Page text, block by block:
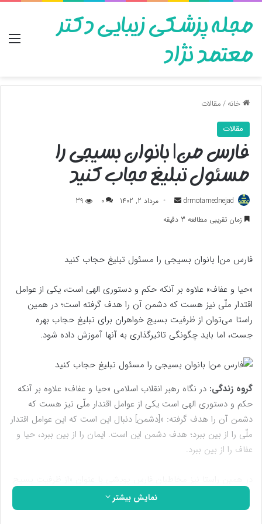
مجله پزشکی زیبایی دکتر
معتمد نژاد
خانه/مقالات
مقالات
فارس من| بانوان بسیجی را
مسئول تبلیغ حجاب کنید
drmotamednejad
ارسال
به
مرداد 2, 1402 0
39
زمان تقریبی مطالعه 3 دقیقه
فارس من| بانوان بسیجی را مسئول تبلیغ حجاب کنید
«حیا و عفاف» علاوه بر آنکه حکم و دستوری الهی است، یکی از عوامل
اقتدار ملّی نیز هست که دشمن آن را هدف گرفته است؛ در همین
راستا می‌توان از ظرفیت بسیج خواهران برای تبلیغ حجاب بهره
جست، اما باید چگونگی تاثیرگذاری به آنها آموزش داده شود.
گروه زندگی: در نگاه رهبر انقلاب اسلامی «حیا و عفاف» علاوه بر آنکه
حکم و دستوری الهی است یکی از عوامل اقتدار ملّی نیز هست که
دشمن آن را هدف گرفته: «[دشمن] دنبال این است که این عوامل اقتدار
ملّی را از بین ببرد؛ هدف دشمن این است. ایمان را از بین ببرد، حیا و
عفاف را از بین ببرد.
خواهران برای ساماندهی حجاب استفاده شود» به ثبت رسانده اند. در
این پویش آمده است؛ «از ظرفیت بسیج برای ساماندهی بی‌حجابی در
نمایش بیشتر